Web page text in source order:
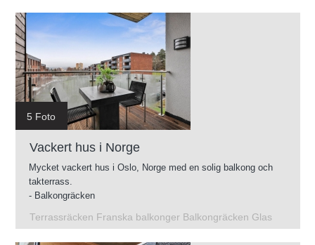
5 Foto
Vackert hus i Norge
Mycket vackert hus i Oslo, Norge med en solig balkong och
takterrass.
- Balkongräcken
- Franska balkonger
Terrassräcken Franska balkonger Balkongräcken Glas